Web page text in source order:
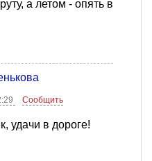
а летом - опять в
Сообщить
удачи в дороге!